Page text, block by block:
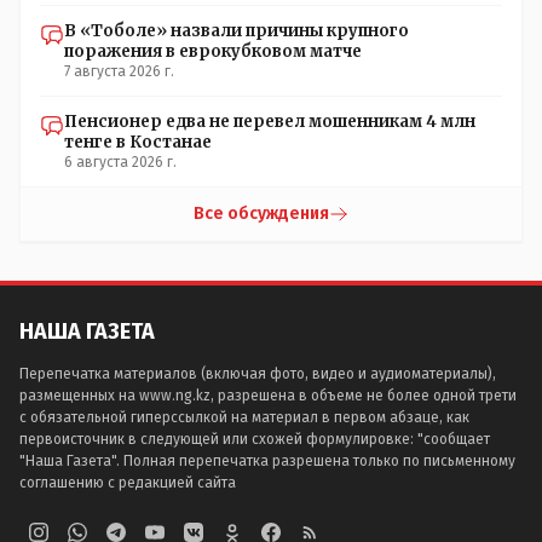
В «Тоболе» назвали причины крупного
поражения в еврокубковом матче
7 августа 2026 г.
Пенсионер едва не перевел мошенникам 4 млн
тенге в Костанае
6 августа 2026 г.
Все обсуждения
НАША ГАЗЕТА
Перепечатка материалов (включая фото, видео и аудиоматериалы),
размещенных на www.ng.kz, разрешена в объеме не более одной трети
с обязательной гиперссылкой на материал в первом абзаце, как
первоисточник в следующей или схожей формулировке: "сообщает
"Наша Газета". Полная перепечатка разрешена только по письменному
соглашению с редакцией сайта